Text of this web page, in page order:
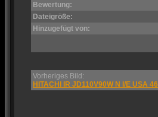
Bewertung:
Dateigröße:
Hinzugefügt von:
Vorheriges Bild:
HITACHI IR JD110V90W N I/E USA 46